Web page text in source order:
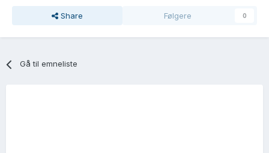
Share Følgere 0
Gå til emneliste